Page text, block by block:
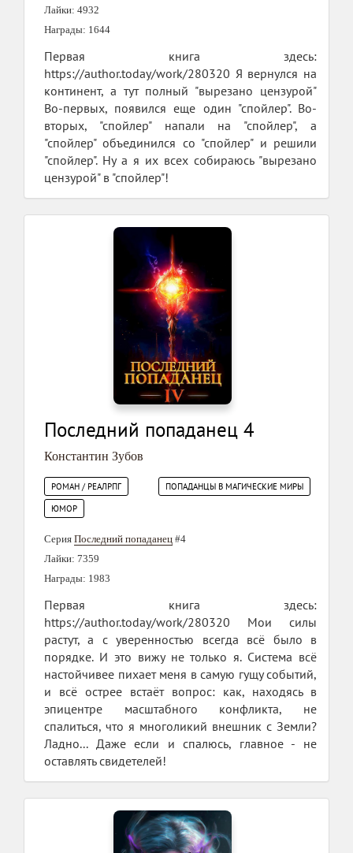
Лайки: 4932
Награды: 1644
Первая книга здесь:
https://author.today/work/280320 Я вернулся на
континент, а тут полный "вырезано цензурой"
Во-первых, появился еще один "спойлер". Во-
вторых, "спойлер" напали на "спойлер", а
"спойлер" объединился со "спойлер" и решили
"спойлер". Ну а я их всех собираюсь "вырезано
цензурой" в "спойлер"!
Последний попаданец 4
Константин Зубов
РОМАН / РЕАЛРПГ
ПОПАДАНЦЫ В МАГИЧЕСКИЕ МИРЫ
ЮМОР
Серия Последний попаданец #4
Лайки: 7359
Награды: 1983
Первая книга здесь:
https://author.today/work/280320 Мои силы
растут, а с уверенностью всегда всё было в
порядке. И это вижу не только я. Система всё
настойчивее пихает меня в самую гущу событий,
и всё острее встаёт вопрос: как, находясь в
эпицентре масштабного конфликта, не
спалиться, что я многоликий внешник с Земли?
Ладно... Даже если и спалюсь, главное - не
оставлять свидетелей!